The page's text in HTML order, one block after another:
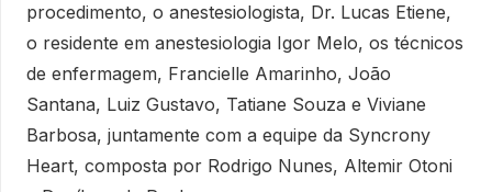
procedimento, o anestesiologista, Dr. Lucas Etiene,
o residente em anestesiologia Igor Melo, os técnicos
de enfermagem, Francielle Amarinho, João
Santana, Luiz Gustavo, Tatiane Souza e Viviane
Barbosa, juntamente com a equipe da Syncrony
Heart, composta por Rodrigo Nunes, Altemir Otoni